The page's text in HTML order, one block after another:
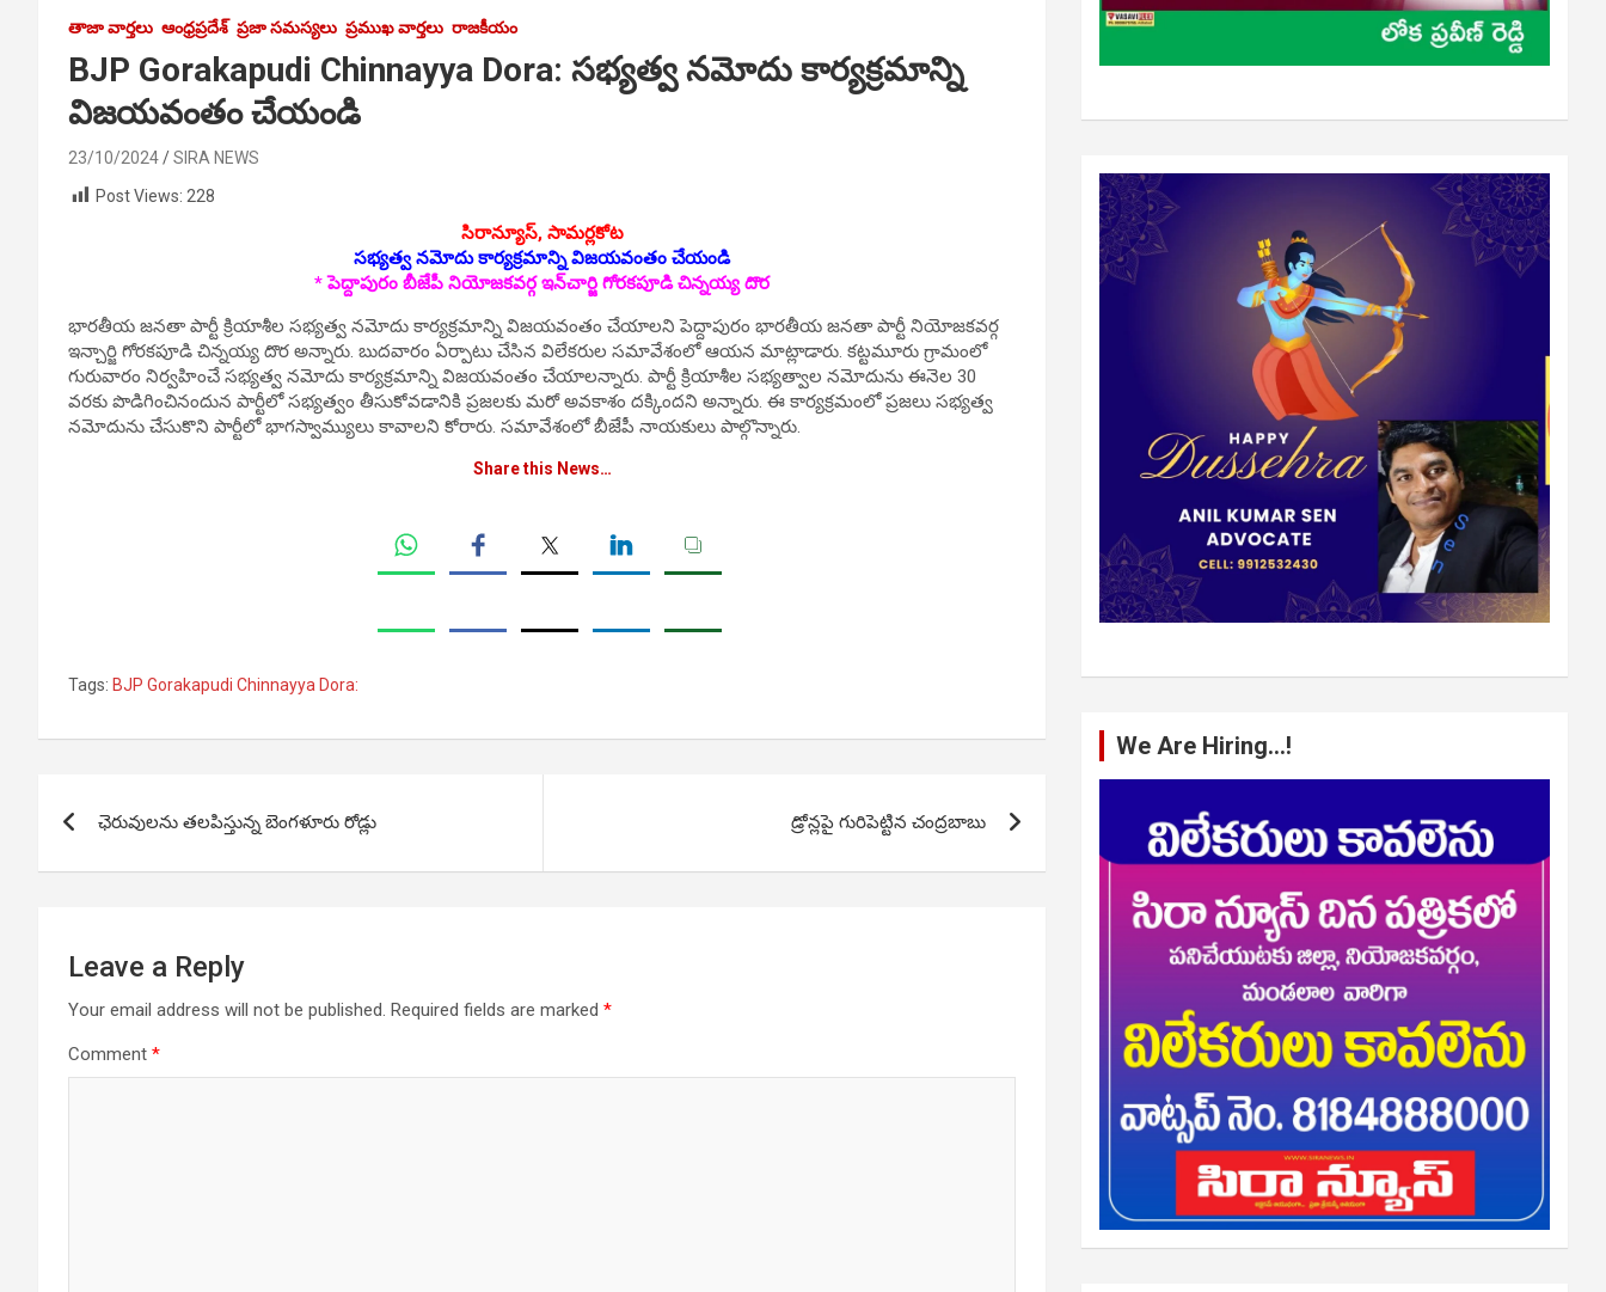
తాజా వార్తలు ఆంధ్రప్రదేశ్ ప్రజా సమస్యలు ప్రముఖ వార్తలు రాజకీయం
BJP Gorakapudi Chinnayya Dora: సభ్యత్వ నమోదు కార్యక్రమాన్ని
విజయవంతం చేయండి
23/10/2024
SIRA NEWS
Post Views: 228
సిరాన్యూస్‌, సామర్లకోట
సభ్యత్వ నమోదు కార్యక్రమాన్ని విజయవంతం చేయండి
* పెద్దాపురం బీజేపీ నియోజకవర్గ ఇన్‌చార్జి గోరకపూడి చిన్నయ్య దొర
భారతీయ జనతా పార్టీ క్రియాశీల సభ్యత్వ నమోదు కార్యక్రమాన్ని విజయవంతం చేయాల‌ని పెద్దాపురం భారతీయ జనతా పార్టీ నియోజకవర్గ
ఇన్చార్జి గోరకపూడి చిన్నయ్య దొర అన్నారు. బుద‌వారం ఏర్పాటు చేసిన విలేక‌రుల స‌మావేశంలో ఆయ‌న మాట్లాడారు. కట్టమూరు గ్రామంలో
గురువారం నిర్వ‌హించే సభ్యత్వ నమోదు కార్యక్రమాన్ని విజయవంతం చేయాల‌న్నారు. పార్టీ క్రియాశీల సభ్యత్వాల నమోదును ఈనెల 30
వరకు పొడిగించినందున పార్టీలో సభ్యత్వం తీసుకోవడానికి ప్రజలకు మరో అవకాశం దక్కిందని అన్నారు. ఈ కార్యక్రమంలో ప్రజలు సభ్యత్వ
నమోదును చేసుకొని పార్టీలో భాగస్వామ్యులు కావాలని కోరారు. స‌మావేశంలో బీజేపీ నాయ‌కులు పాల్గొన్నారు.
Share this News…
Tags: BJP Gorakapudi Chinnayya Dora:
navigation
ఛెరువులను తలపిస్తున్న బెంగళూరు రోడ్లు డ్రోన్లపై గురిపెట్టిన చంద్రబాబు
Leave a Reply
Your email address will not be published. Required fields are marked *
Comment *
We Are Hiring…!